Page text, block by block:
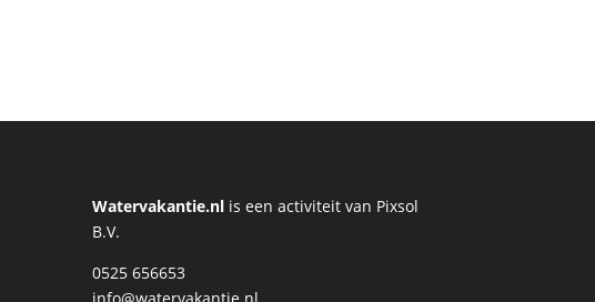
Watervakantie.nl is een activiteit van Pixsol
B.V.
0525 656653
info@watervakantie.nl